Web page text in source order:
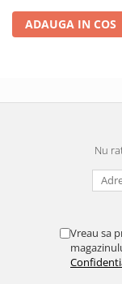
ADAUGA IN COS
Nu
Vreau sa